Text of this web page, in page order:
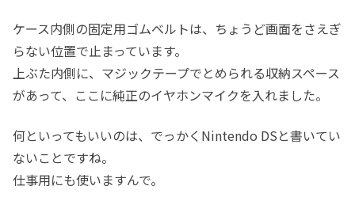
ケース内側の固定用ゴムベルトは、ちょうど画面をさえぎ
らない位置で止まっています。
上ぶた内側に、マジックテープでとめられる収納スペース
があって、ここに純正のイヤホンマイクを入れました。
何といってもいいのは、でっかくNintendo DSと書いてい
ないことですね。
仕事用にも使いますんで。